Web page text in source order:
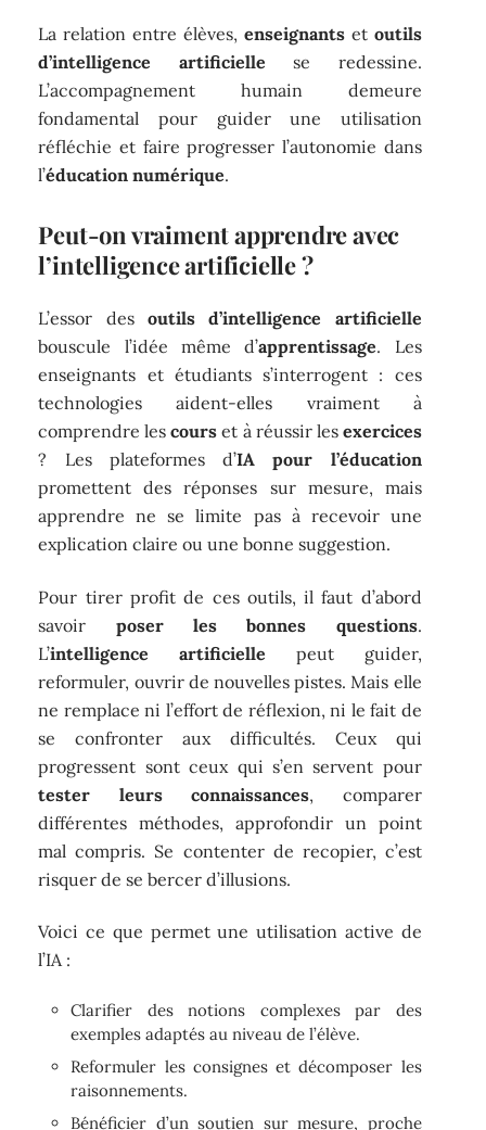
La relation entre élèves, enseignantset outils
d’intelligence artificielle se redessine.
L’accompagnement humain demeure
fondamental pour guider une utilisation
réfléchie et faire progresser l’autonomie dans
l’éducation numérique.
Peut-on vraiment apprendre avec
l’intelligence artificielle ?
L’essor des outils d’intelligence artificielle
bouscule l’idée même d’apprentissage. Les
enseignants et étudiants s’interrogent : ces
technologies aident-elles vraiment à
comprendre lescours et à réussir les exercices
? Les plateformes d’IA pour l’éducation
promettent des réponses sur mesure, mais
apprendre ne se limite pas à recevoir une
explication claire ou une bonne suggestion.
Pour tirer profit de ces outils, il faut d’abord
savoir poser les bonnes questions.
L’intelligence artificielle peut guider,
reformuler, ouvrir de nouvelles pistes. Mais elle
ne remplace ni l’effort de réflexion, ni le fait de
se confronter aux difficultés. Ceux qui
progressent sont ceux qui s’en servent pour
tester leurs connaissances, comparer
différentes méthodes, approfondir un point
mal compris. Se contenter de recopier, c’est
risquer de se bercer d’illusions.
Voici ce que permet une utilisation active de
l’IA :
Clarifier des notions complexes par des
exemples adaptés au niveau de l’élève.
Reformuler les consignes et décomposer les
raisonnements.
Bénéficier d’un soutien sur mesure, proche